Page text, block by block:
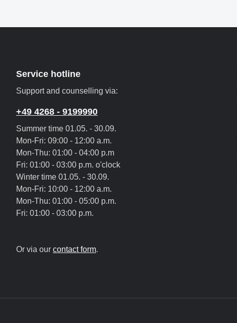
Service hotline
Support and counselling via:
+49 4268 - 9199990
Summer time 01.05. - 30.09.
Mon-Fri: 09:00 - 12:00 a.m.
Mon-Thu: 01:00 - 04:00 p.m
Fri: 01:00 - 03:00 p.m. o'clock
Winter time 01.05. - 30.09.
Mon-Fri: 10:00 - 12:00 a.m.
Mon-Thu: 01:00 - 05:00 p.m.
Fri: 01:00 - 03:00 p.m.
Or via our contact form.